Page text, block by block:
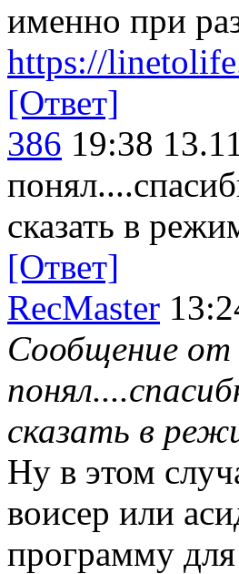
именно при
https://
[Ответ]
386 19:38
сказать в
[Ответ]
RecMaster
Сообщение от
сказать в
Ну в этом
воисер или
программу